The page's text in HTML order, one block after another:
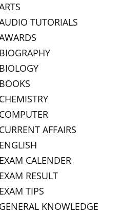
TUTORIALS
BIOGRAPHY
BIOLOGY
BOOKS
CHEMISTRY
COMPUTER
CURRENT AFFAIRS
ENGLISH
EXAM CALENDER
EXAM RESULT
EXAM TIPS
GENERAL KNOWLEDGE